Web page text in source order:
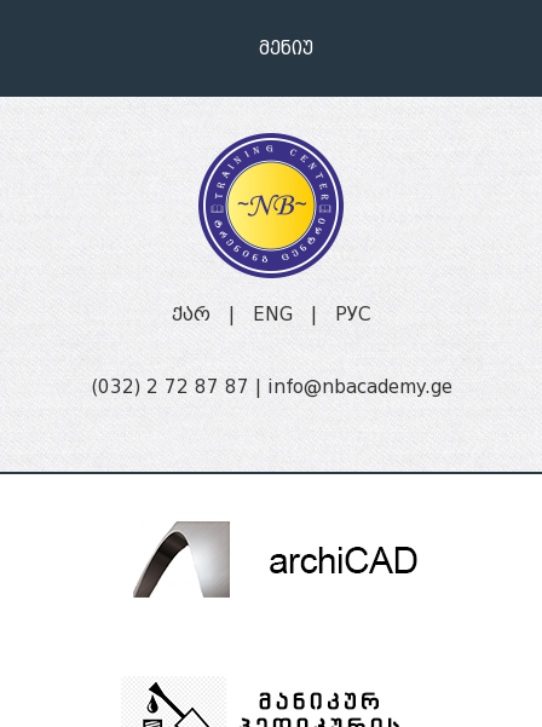
მენიუ
ქარ ENG РУС
(032) 2 72 87 87 | info@nbacademy.ge